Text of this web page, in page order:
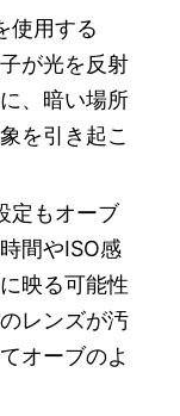
使用する
が光を反射
、暗い場所
を引き起こ
定もオーブ
間やISO感
映る可能性
レンズが汚
オーブのよ